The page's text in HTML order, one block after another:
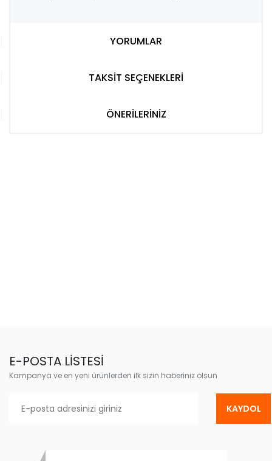
YORUMLAR
TAKSİT SEÇENEKLERİ
ÖNERİLERİNİZ
E-POSTA LİSTESİ
Kampanya ve en yeni ürünlerden ilk sizin haberiniz olsun
KAYDOL